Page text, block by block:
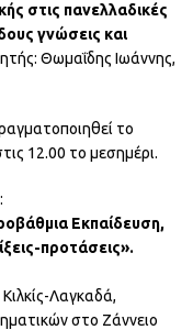
στις πανελλαδικές
γνώσεις και
Θωμαΐδης Ιωάννης,
το
12.00 το μεσημέρι.
Εκπαίδευση,
προτάσεις».
Λαγκαδά,
στο Ζάννειο